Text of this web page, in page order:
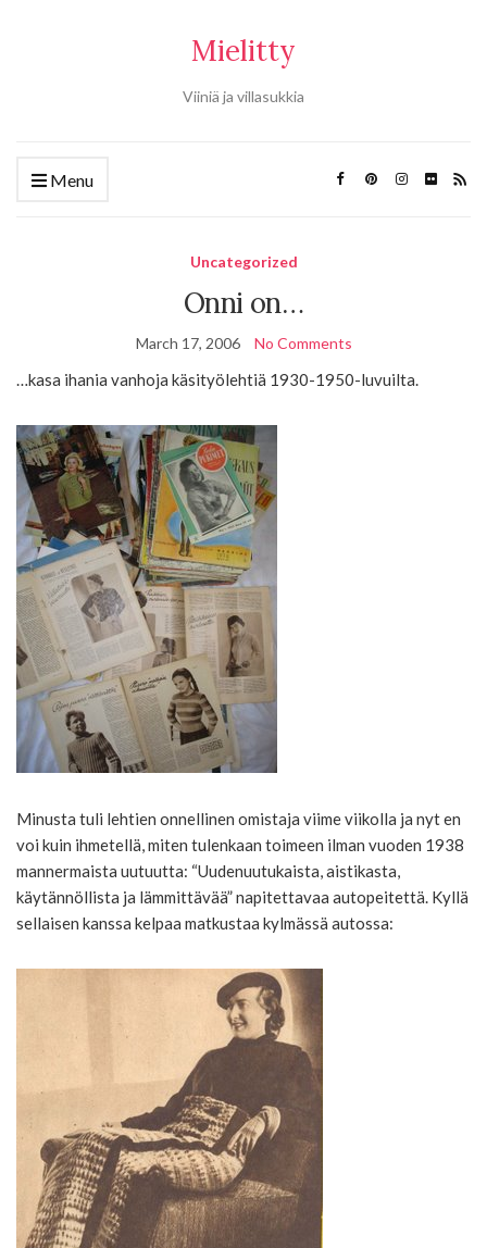
Mielitty
Viiniä ja villasukkia
Menu
Uncategorized
Onni on…
March 17, 2006 No Comments
…kasa ihania vanhoja käsityölehtiä 1930-1950-luvuilta.
Minusta tuli lehtien onnellinen omistaja viime viikolla ja nyt en
voi kuin ihmetellä, miten tulenkaan toimeen ilman vuoden 1938
mannermaista uutuutta: “Uudenuutukaista, aistikasta,
käytännöllista ja lämmittävää” napitettavaa autopeitettä. Kyllä
sellaisen kanssa kelpaa matkustaa kylmässä autossa: